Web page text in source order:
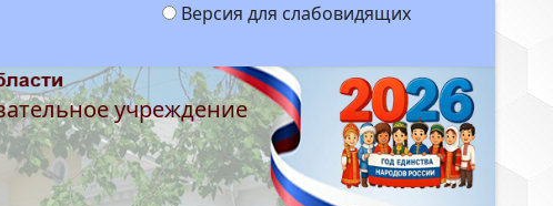
Версия для слабовидящих
учреждение